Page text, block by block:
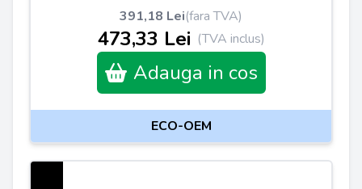
391,18 Lei(fara TVA)
473,33 Lei (TVA inclus)
Adauga in cos
ECO-OEM